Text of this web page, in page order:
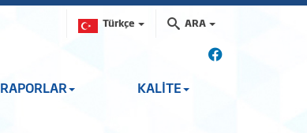
Türkçe ARA
RAPORLAR
KALİTE